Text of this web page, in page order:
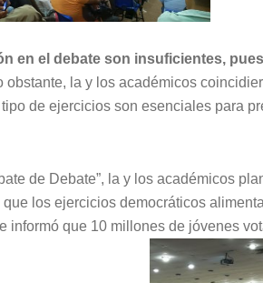
en el debate son insuficientes,
obstante, la y los académicos
de ejercicios son esenciales para
de Debate”, la y los académicos
que los ejercicios democráticos
informó que 10 millones de jóvenes